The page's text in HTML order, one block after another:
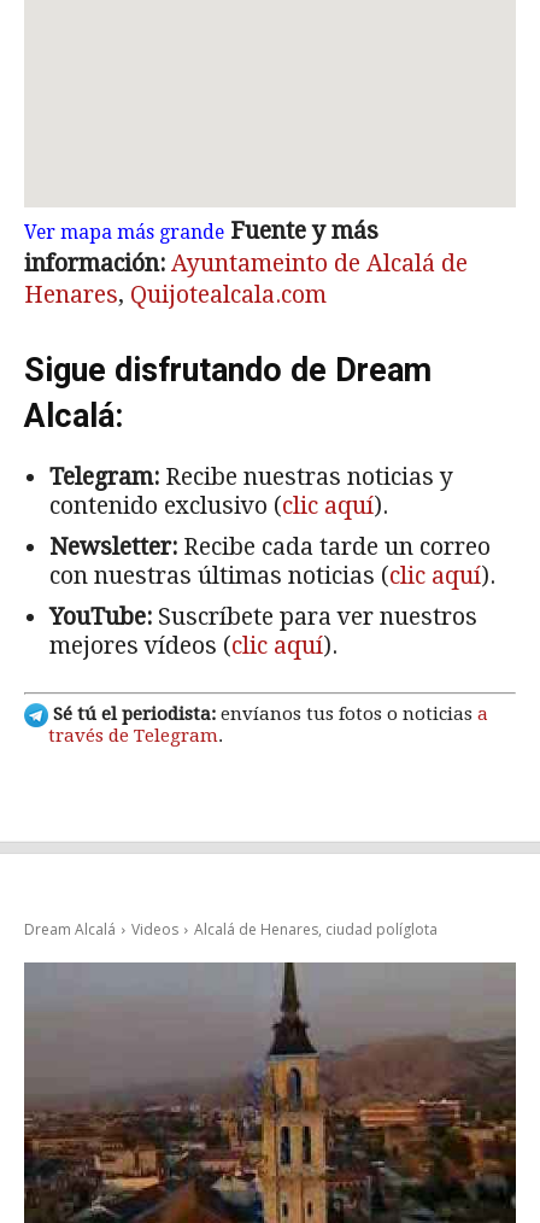
Ver mapa más grande Fuente y más
información: Ayuntameinto de Alcalá de
Henares, Quijotealcala.com
Sigue disfrutando de Dream
Alcalá:
Telegram: Recibe nuestras noticias y
contenido exclusivo (clic aquí).
Newsletter: Recibe cada tarde un correo
con nuestras últimas noticias (clic aquí).
YouTube: Suscríbete para ver nuestros
mejores vídeos (clic aquí).
Sé tú el periodista: envíanos tus fotos o noticias a
través de Telegram.